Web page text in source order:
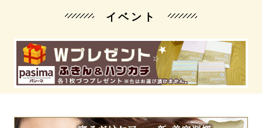
イベント